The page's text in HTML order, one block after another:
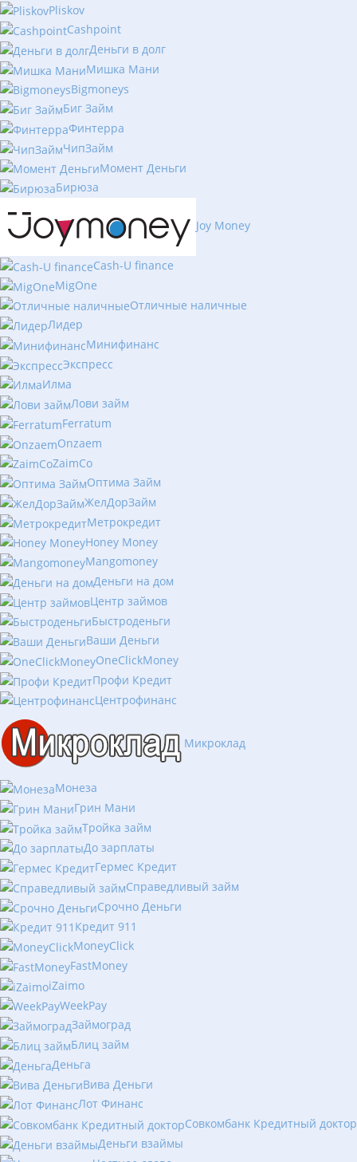
Pliskov
Cashpoint
Деньги в долг
Мишка Мани
Bigmoneys
Биг Займ
Финтерра
ЧипЗайм
Момент Деньги
Бирюза
Joy Money
Cash-U finance
MigOne
Отличные наличные
Лидер
Минифинанс
Экспресс
Илма
Лови займ
Ferratum
Onzaem
ZaimCo
Оптима Займ
ЖелДорЗайм
Метрокредит
Honey Money
Mangomoney
Деньги на дом
Центр займов
Быстроденьги
Ваши Деньги
OneClickMoney
Профи Кредит
Центрофинанс
Микроклад
Монеза
Грин Мани
Тройка займ
До зарплаты
Гермес Кредит
Справедливый займ
Срочно Деньги
Кредит 911
MoneyClick
FastMoney
iZaimo
WeekPay
Займоград
Блиц займ
Деньга
Вива Деньги
Лот Финанс
Совкомбанк Кредитный доктор
Деньги взаймы